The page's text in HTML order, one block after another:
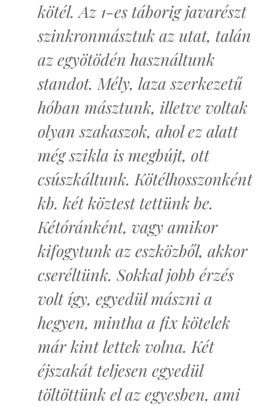
kötél. Az 1-es táborig javarészt
szinkronmásztuk az utat, talán
az egyötödén használtunk
standot. Mély, laza szerkezetű
hóban másztunk, illetve voltak
olyan szakaszok, ahol ez alatt
még szikla is megbújt, ott
csúszkáltunk. Kötélhosszonként
kb. két köztest tettünk be.
Kétóránként, vagy amikor
kifogytunk az eszközből, akkor
cseréltünk. Sokkal jobb érzés
volt így, egyedül mászni a
hegyen, mintha a fix kötelek
már kint lettek volna. Két
éjszakát teljesen egyedül
töltöttünk el az egyesben, ami